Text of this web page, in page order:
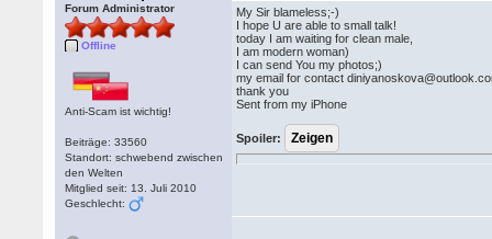
Forum Administrator
Offline
Anti-Scam ist wichtig!
Beiträge: 33560
Standort: schwebend zwischen
den Welten
Mitglied seit: 13. Juli 2010
Geschlecht:
My Sir blameless;-)
I hope U are able to small talk!
today I am waiting for clean male,
I am modern woman)
I can send You my photos;)
my email for contact
thank you
Sent from my iPhone
Spoiler: